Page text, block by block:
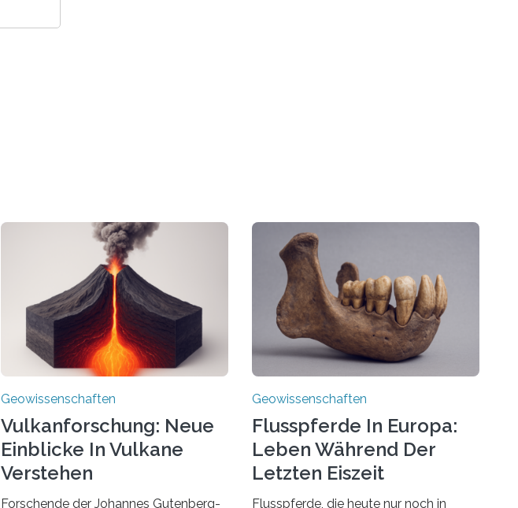
Geowissenschaften
Vulkanforschung: Neue
Einblicke In Vulkane
Verstehen
Forschende der Johannes Gutenberg-
Geowissenschaften
Flusspferde In Europa:
Leben Während Der
Letzten Eiszeit
Flusspferde, die heute nur noch in